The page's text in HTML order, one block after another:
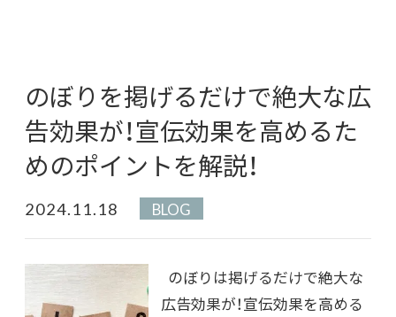
のぼりを掲げるだけで絶大な広
告効果が！宣伝効果を高めるた
めのポイントを解説！
2024.11.18 BLOG
のぼりは掲げるだけで絶大な
広告効果が！宣伝効果を高める